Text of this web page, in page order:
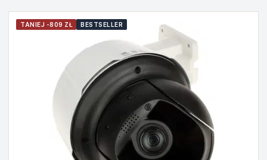
TANIEJ -809 ZŁ BESTSELLER